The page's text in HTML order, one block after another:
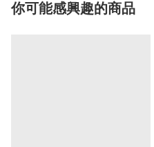
你可能感興趣的商品